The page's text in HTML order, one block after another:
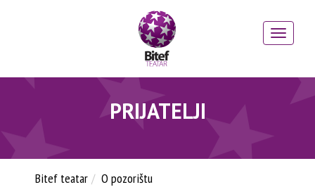
PRIJATELJI
Bitef teatar O pozorištu